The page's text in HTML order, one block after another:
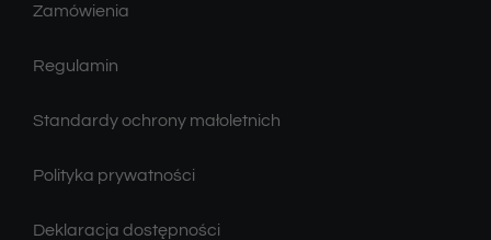
Zamówienia
Regulamin
Standardy ochrony małoletnich
Polityka prywatności
Deklaracja dostępności